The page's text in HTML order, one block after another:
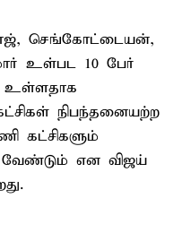
செங்கோட்டையன்,
உள்பட 10 பேர்
உள்ளதாக
நிபந்தனையற்ற
கட்சிகளும்
என விஜய்